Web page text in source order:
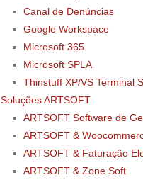
Canal de Denúncias
Google Workspace
Microsoft 365
Microsoft SPLA
Thinstuff XP/VS Terminal
Soluções ARTSOFT
ARTSOFT Software de
ARTSOFT &
ARTSOFT & Faturação
ARTSOFT & Zone Soft